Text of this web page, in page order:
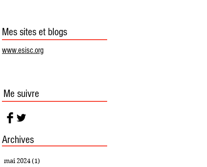
Mes sites et blogs
www.esisc.org
Me suivre
Archives
mai 2024 (1)